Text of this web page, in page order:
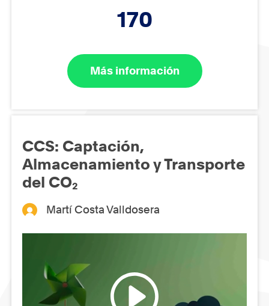
170
Más información
CCS: Captación,
Almacenamiento y Transporte
del CO₂
Martí Costa Valldosera